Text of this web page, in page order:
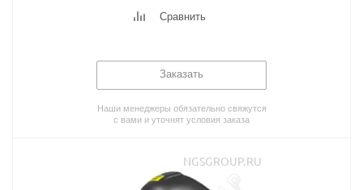
Сравнить
Заказать
Наши менеджеры обязательно свяжутся
с вами и уточнят условия заказа